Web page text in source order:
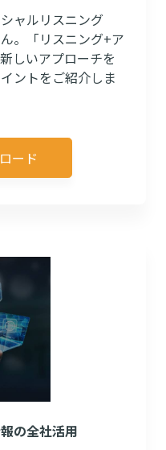
ャルリスニング
。「リスニング+ア
しいアプローチを
ントをご紹介しま
ード
の全社活用